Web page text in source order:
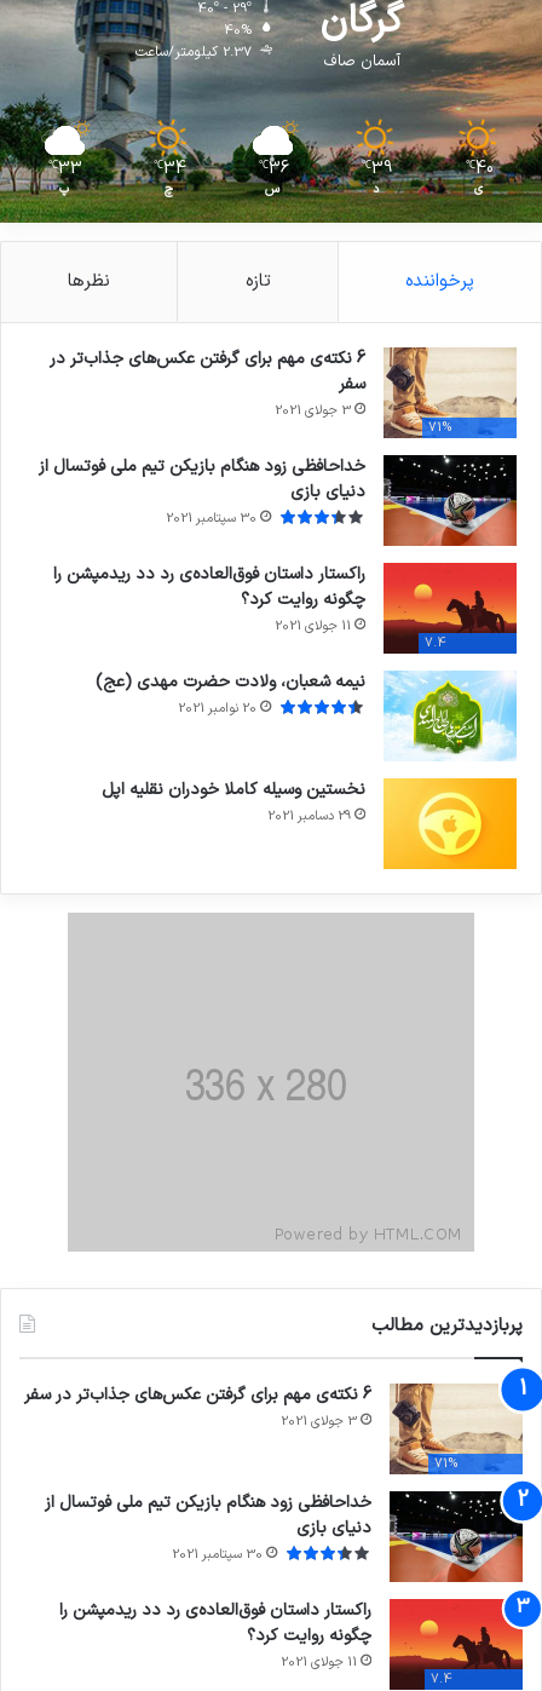
گرگان
آسمان صاف
40º - 29º
40%
2.37 کیلومتر/ساعت
40
℃
ی
39
℃
د
36
℃
س
34
℃
چ
33
℃
پ
پرخواننده تازه نظرها
71%
6 نکته‌ی مهم برای گرفتن عکس‌های جذاب‌تر در
سفر
3 جولای 2021
خداحافظی زود هنگام بازیکن تیم ملی فوتسال از
دنیای بازی
30 سپتامبر 2021
7.4
راکستار داستان فوق‌العاده‌ی رد دد ریدمپشن را
چگونه روایت کرد؟
11 جولای 2021
نیمه شعبان، ولادت حضرت مهدی (عج)
20 نوامبر 2021
نخستین وسیله کاملا خودران نقلیه اپل
29 دسامبر 2021
پربازدیدترین مطالب
71%
6 نکته‌ی مهم برای گرفتن عکس‌های جذاب‌تر در سفر
3 جولای 2021
خداحافظی زود هنگام بازیکن تیم ملی فوتسال از
دنیای بازی
30 سپتامبر 2021
7.4
راکستار داستان فوق‌العاده‌ی رد دد ریدمپشن را
چگونه روایت کرد؟
11 جولای 2021